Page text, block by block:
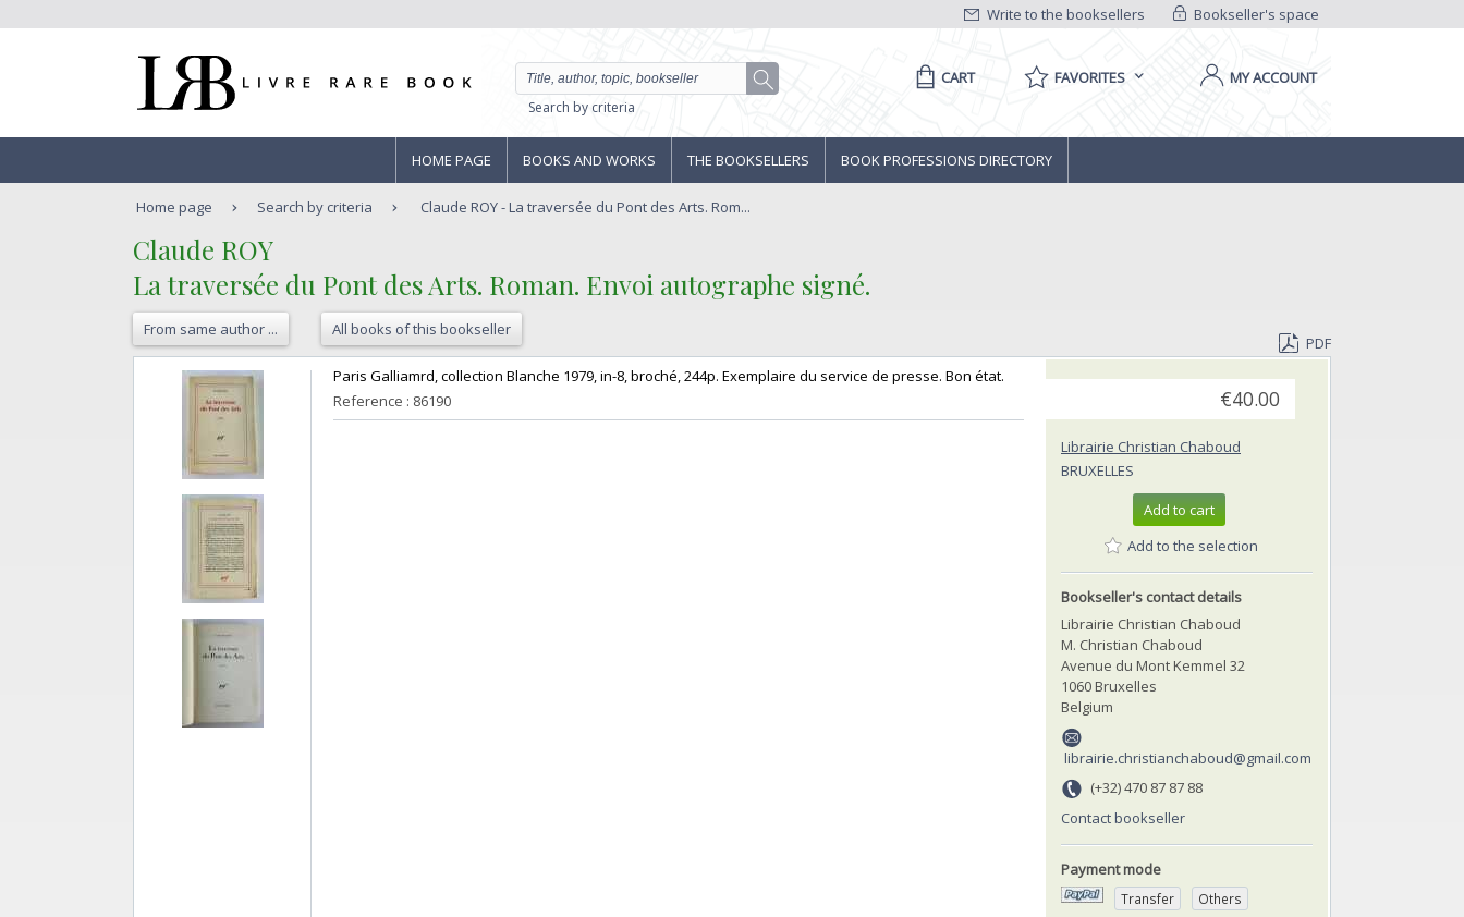
Bookseller's space
Write to the booksellers
Search by criteria
CART FAVORITES MY ACCOUNT
HOME PAGE BOOKS AND WORKS THE BOOKSELLERS BOOK PROFESSIONS DIRECTORY
Home page Search by criteria Claude ROY - La traversée du Pont des Arts. Rom...
‎Claude ROY‎
‎La traversée du Pont des Arts. Roman. Envoi autographe signé.‎
From same author ... All books of this bookseller
PDF
‎Paris Galliamrd, collection Blanche 1979, in-8, broché, 244p. Exemplaire du service de presse. Bon état. ‎
Reference : 86190
€40.00
Librairie Christian Chaboud
BRUXELLES
Add to cart
Add to the selection
Bookseller's contact details
Librairie Christian Chaboud
M. Christian Chaboud
Avenue du Mont Kemmel 32
1060 Bruxelles
Belgium
librairie.christianchaboud@gmail.com
(+32) 470 87 87 88
Contact bookseller
Payment mode
Transfer Others